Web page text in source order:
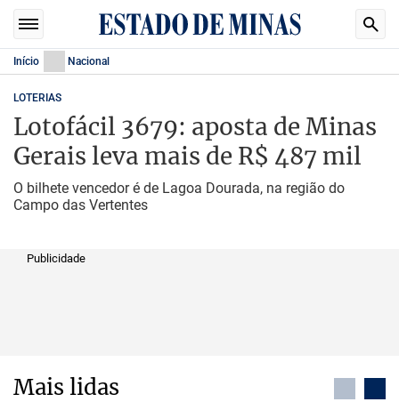
Início Nacional
LOTERIAS
Lotofácil 3679: aposta de Minas
Gerais leva mais de R$ 487 mil
O bilhete vencedor é de Lagoa Dourada, na região do
Campo das Vertentes
Publicidade
Mais lidas